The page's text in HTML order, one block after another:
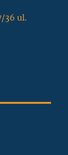
36 ul.